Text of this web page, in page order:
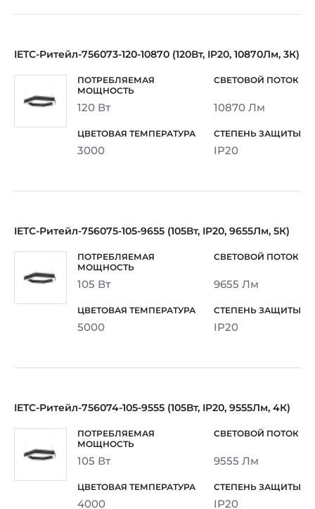
IETC-Ритейл-756073-120-10870 (120Вт, IP20, 10870Лм, 3К)
120 Вт 10870 Лм
3000 IP20
IETC-Ритейл-756075-105-9655 (105Вт, IP20, 9655Лм, 5К)
105 Вт 9655 Лм
5000 IP20
IETC-Ритейл-756074-105-9555 (105Вт, IP20, 9555Лм, 4К)
105 Вт 9555 Лм
4000 IP20